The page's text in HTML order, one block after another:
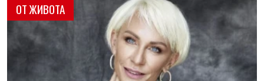
ОТ ЖИВОТА